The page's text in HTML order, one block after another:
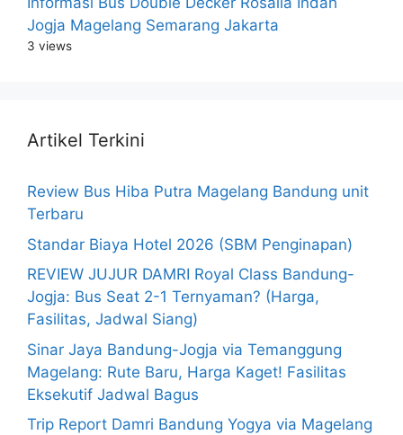
Jogja Magelang Semarang Jakarta
3 views
Artikel Terkini
Review Bus Hiba Putra Magelang Bandung unit
Terbaru
Standar Biaya Hotel 2026 (SBM Penginapan)
REVIEW JUJUR DAMRI Royal Class Bandung-
Jogja: Bus Seat 2-1 Ternyaman? (Harga,
Fasilitas, Jadwal Siang)
Sinar Jaya Bandung-Jogja via Temanggung
Magelang: Rute Baru, Harga Kaget! Fasilitas
Eksekutif Jadwal Bagus
Trip Report Damri Bandung Yogya via Magelang